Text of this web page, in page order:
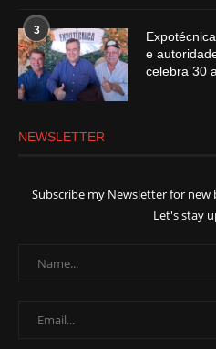
3
e
celebra 30
NEWSLETTER
Subscribe my Newsletter for
Let's stay